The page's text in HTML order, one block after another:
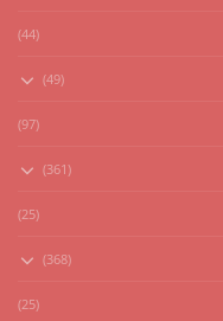
(44)
(49)
(97)
(361)
(25)
(368)
(25)